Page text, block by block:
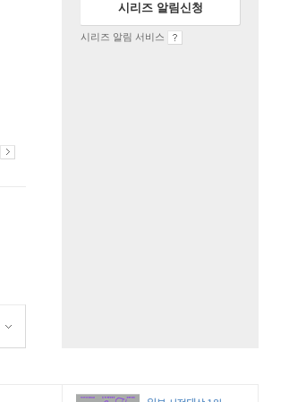
시리즈 알림신청
시리즈 알림 서비스